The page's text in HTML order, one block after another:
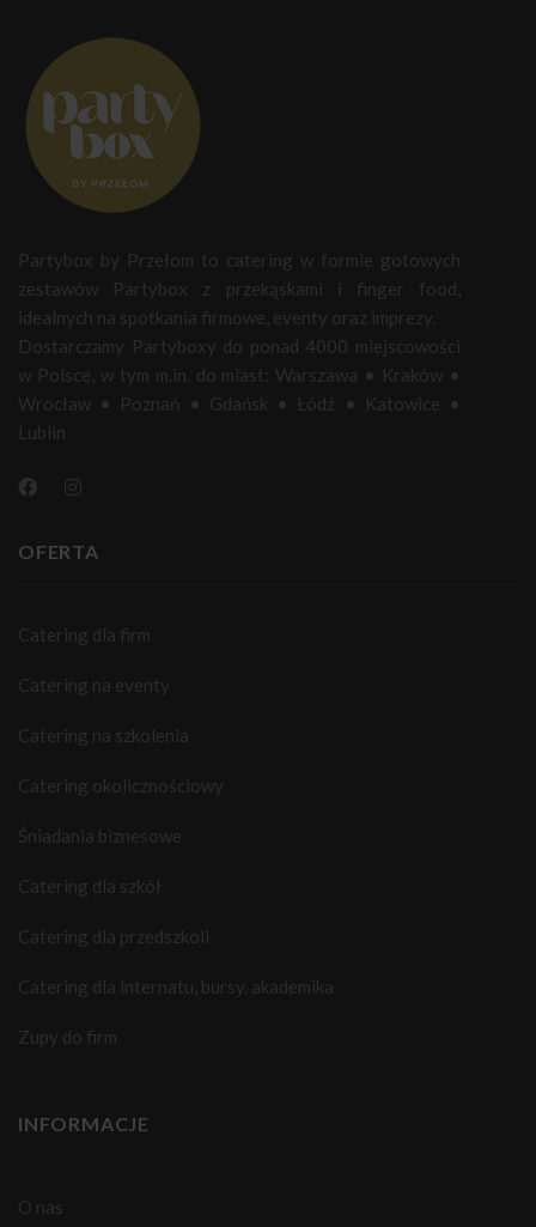
Partybox by Przełom to catering w formie gotowych
zestawów Partybox z przekąskami i finger food,
idealnych na spotkania firmowe, eventy oraz imprezy.
Dostarczamy Partyboxy do ponad 4000 miejscowości
w Polsce, w tym m.in. do miast: Warszawa • Kraków •
Wrocław • Poznań • Gdańsk • Łódź • Katowice •
Lublin
OFERTA
Catering dla firm
Catering na eventy
Catering na szkolenia
Catering okolicznościowy
Śniadania biznesowe
Catering dla szkół
Catering dla przedszkoli
Catering dla internatu, bursy, akademika
Zupy do firm
INFORMACJE
O nas